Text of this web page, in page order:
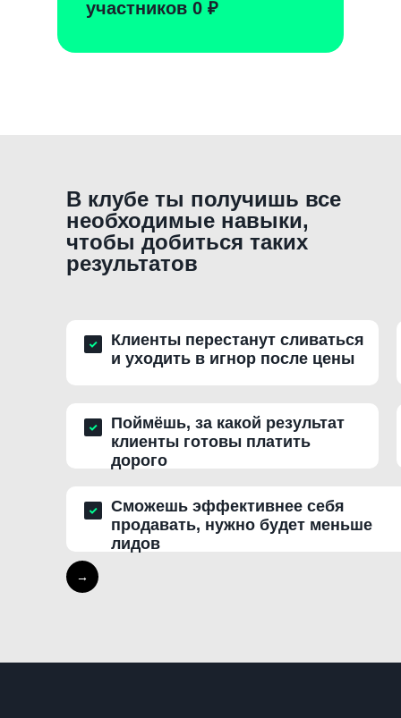
участников 0 ₽
В клубе ты получишь все
необходимые навыки,
чтобы добиться таких
результатов
Клиенты перестанут сливаться
и уходить в игнор после цены
Поймёшь, за какой результат
клиенты готовы платить
дорого
Сможешь эффективнее себя
продавать, нужно будет меньше
лидов
→